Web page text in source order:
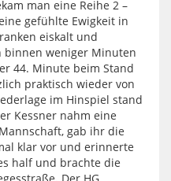
man eine Reihe 2 –
gefühlte Ewigkeit in
eiskalt und
binnen weniger Minuten
44. Minute beim Stand
praktisch wieder von
im Hinspiel stand
Kessner nahm eine
gab ihr die
klar vor und erinnerte
half und brachte die